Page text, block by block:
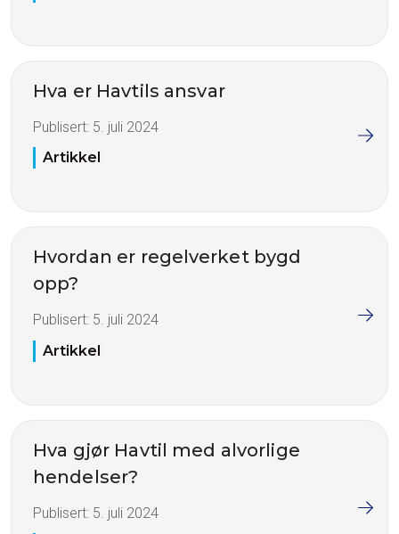
Hva er Havtils ansvar
Publisert: 5. juli 2024
Artikkel
Hvordan er regelverket bygd
opp?
Publisert: 5. juli 2024
Artikkel
Hva gjør Havtil med alvorlige
hendelser?
Publisert: 5. juli 2024